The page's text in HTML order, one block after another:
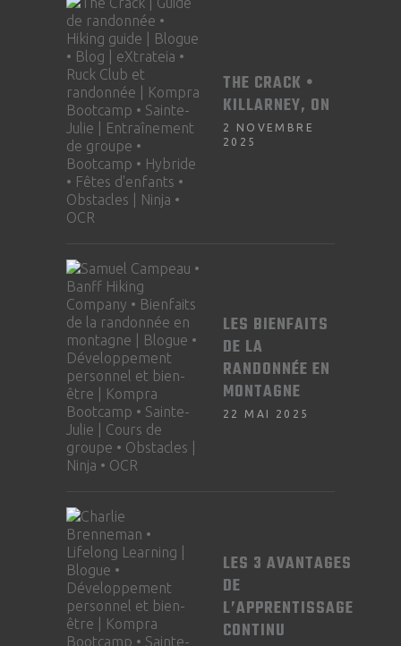
THE CRACK •
KILLARNEY, ON
2 NOVEMBRE
2025
LES BIENFAITS
DE LA
RANDONNÉE EN
MONTAGNE
22 MAI 2025
LES 3 AVANTAGES
DE
L’APPRENTISSAGE
CONTINU